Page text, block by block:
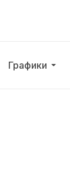
Графики